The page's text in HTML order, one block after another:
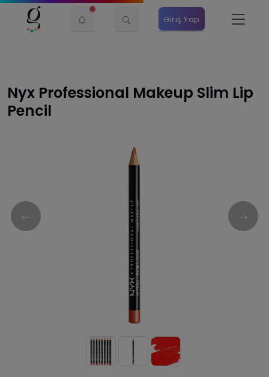
Giriş Yap
Nyx Professional Makeup Slim Lip
Pencil